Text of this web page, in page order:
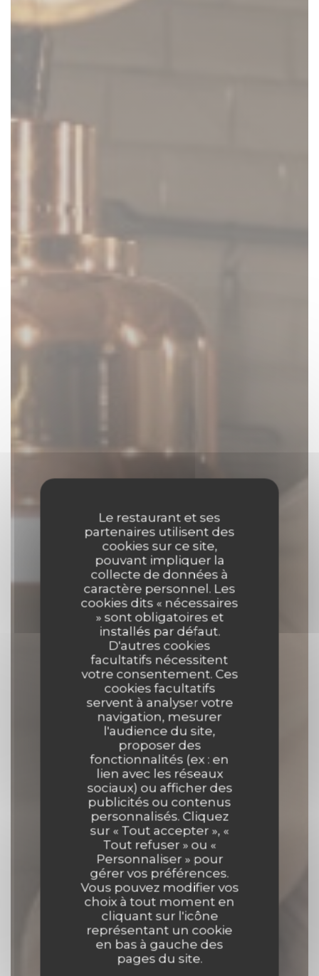
Le restaurant et ses
partenaires utilisent des
cookies sur ce site,
pouvant impliquer la
collecte de données à
caractère personnel. Les
cookies dits « nécessaires
» sont obligatoires et
installés par défaut.
D'autres cookies
facultatifs nécessitent
votre consentement. Ces
cookies facultatifs
servent à analyser votre
navigation, mesurer
l'audience du site,
proposer des
fonctionnalités (ex : en
lien avec les réseaux
sociaux) ou afficher des
publicités ou contenus
personnalisés. Cliquez
sur « Tout accepter », «
Tout refuser » ou «
Personnaliser » pour
gérer vos préférences.
Vous pouvez modifier vos
choix à tout moment en
cliquant sur l'icône
représentant un cookie
en bas à gauche des
pages du site.
Auberge de la Selette
BAR À VIANDE |BIZE
RÉSERVER